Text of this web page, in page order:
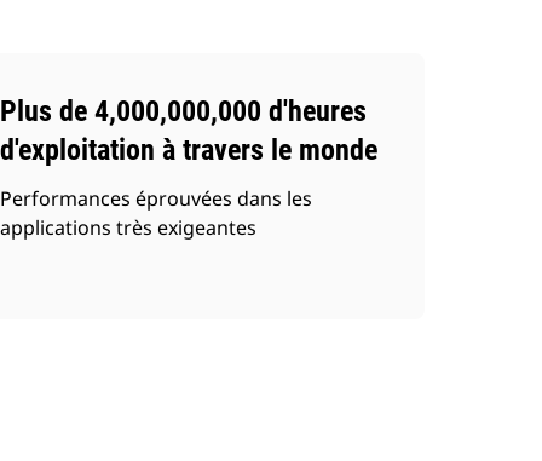
Plus de 4,000,000,000 d'heures
d'exploitation à travers le monde
Performances éprouvées dans les
applications très exigeantes